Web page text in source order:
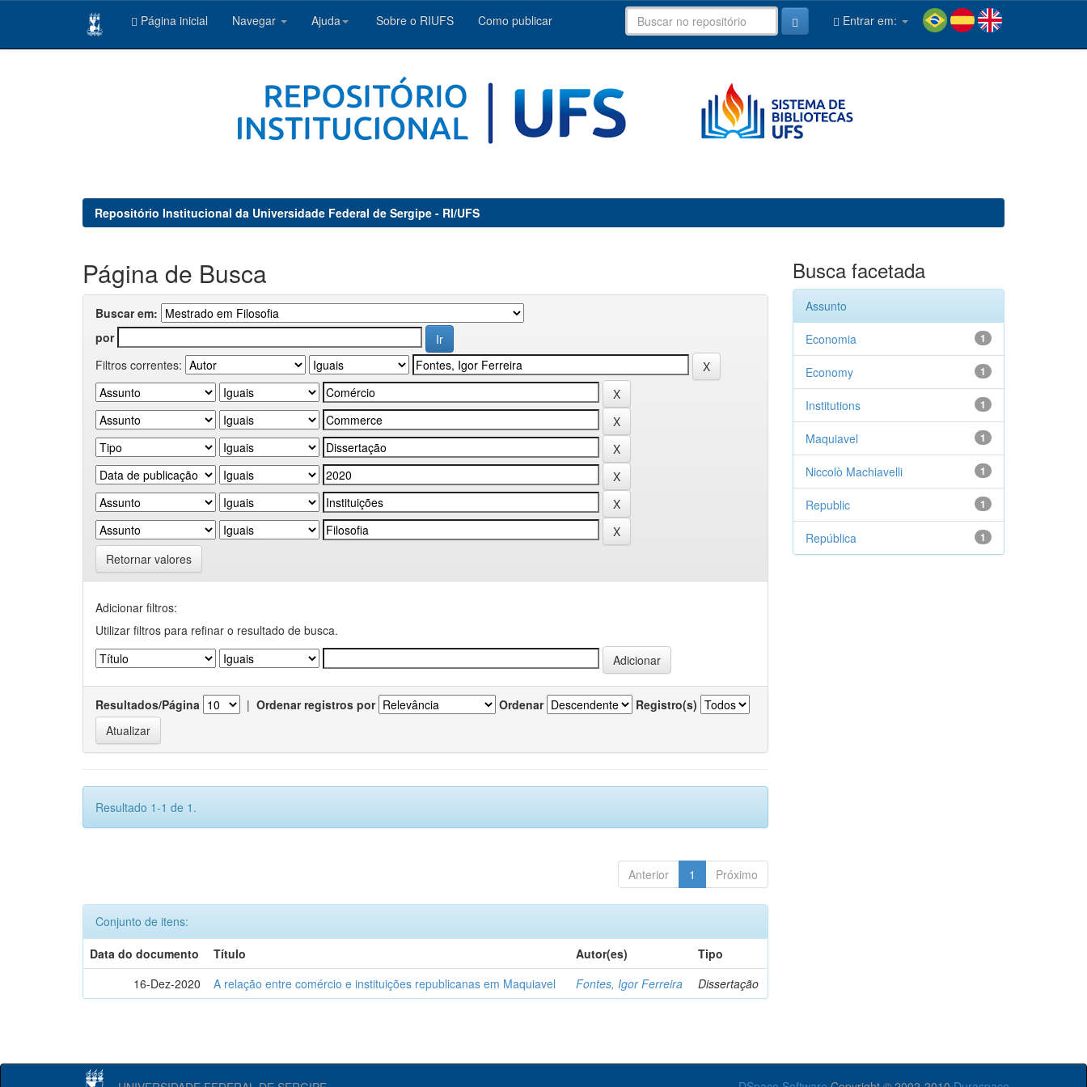
Página inicial Navegar Ajuda Sobre o RIUFS Como publicar Entrar em:
Repositório Institucional da Universidade Federal de Sergipe - RI/UFS
Página de Busca
Buscar em:
por
Filtros correntes:
Retornar valores
Adicionar filtros:
Utilizar filtros para refinar o resultado de busca.
Resultados/Página | Ordenar registros por Ordenar Registro(s)
Resultado 1-1 de 1.
Anterior 1 Próximo
Conjunto de itens:
Data do documento
Título Autor(es)
Tipo
16-Dez-2020
A relação entre comércio e instituições republicanas em Maquiavel Fontes, Igor Ferreira Dissertação
Busca facetada
Assunto
1
Economia
1
Economy
1
Institutions
1
Maquiavel
1
Niccolò Machiavelli
1
Republic
1
República